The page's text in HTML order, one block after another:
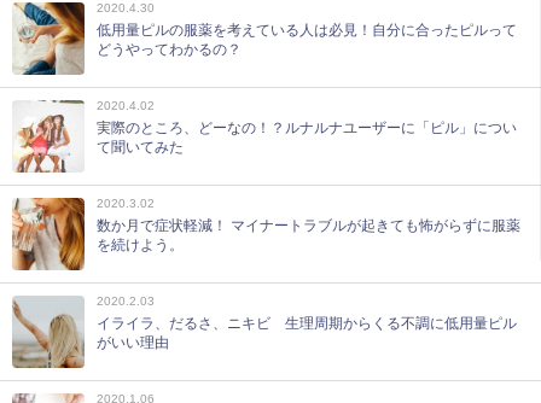
2020.4.30
低用量ピルの服薬を考えている人は必見！自分に合ったピルって
どうやってわかるの？
2020.4.02
実際のところ、どーなの！？ルナルナユーザーに「ピル」につい
て聞いてみた
2020.3.02
数か月で症状軽減！ マイナートラブルが起きても怖がらずに服薬
を続けよう。
2020.2.03
イライラ、だるさ、ニキビ 生理周期からくる不調に低用量ピル
がいい理由
2020.1.06